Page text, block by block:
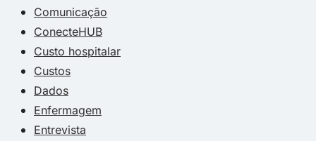
Comunicação
ConecteHUB
Custo hospitalar
Custos
Dados
Enfermagem
Entrevista